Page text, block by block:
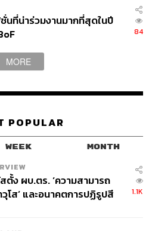
นที่น่าร่วมงานมากที่สุดในปี
84
MORE
POPULAR
WEEK MONTH
ตั้ง ผบ.ตร. ‘ความสามารถ
โส’ และอนาคตการปฏิรูปสี
1.1K